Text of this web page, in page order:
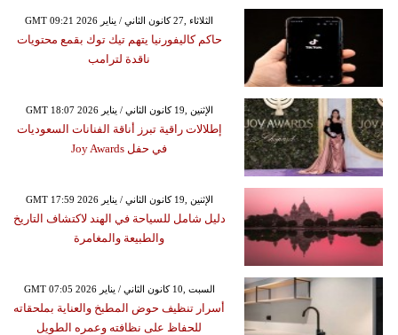
GMT 09:21 2026 الثلاثاء ,27 كانون الثاني / يناير
حاكم كاليفورنيا يتهم تيك توك بقمع محتويات
ناقدة لترامب
GMT 18:07 2026 الإثنين ,19 كانون الثاني / يناير
إطلالات راقية تبرز أناقة الفنانات السعوديات
في حفل Joy Awards
GMT 17:59 2026 الإثنين ,19 كانون الثاني / يناير
دليل شامل للسياحة في الهند لاكتشاف التاريخ
والطبيعة والمغامرة
GMT 07:05 2026 السبت ,10 كانون الثاني / يناير
أسرار تنظيف حوض المطبخ والعناية بملحقاته
للحفاظ على نظافته وعمره الطويل